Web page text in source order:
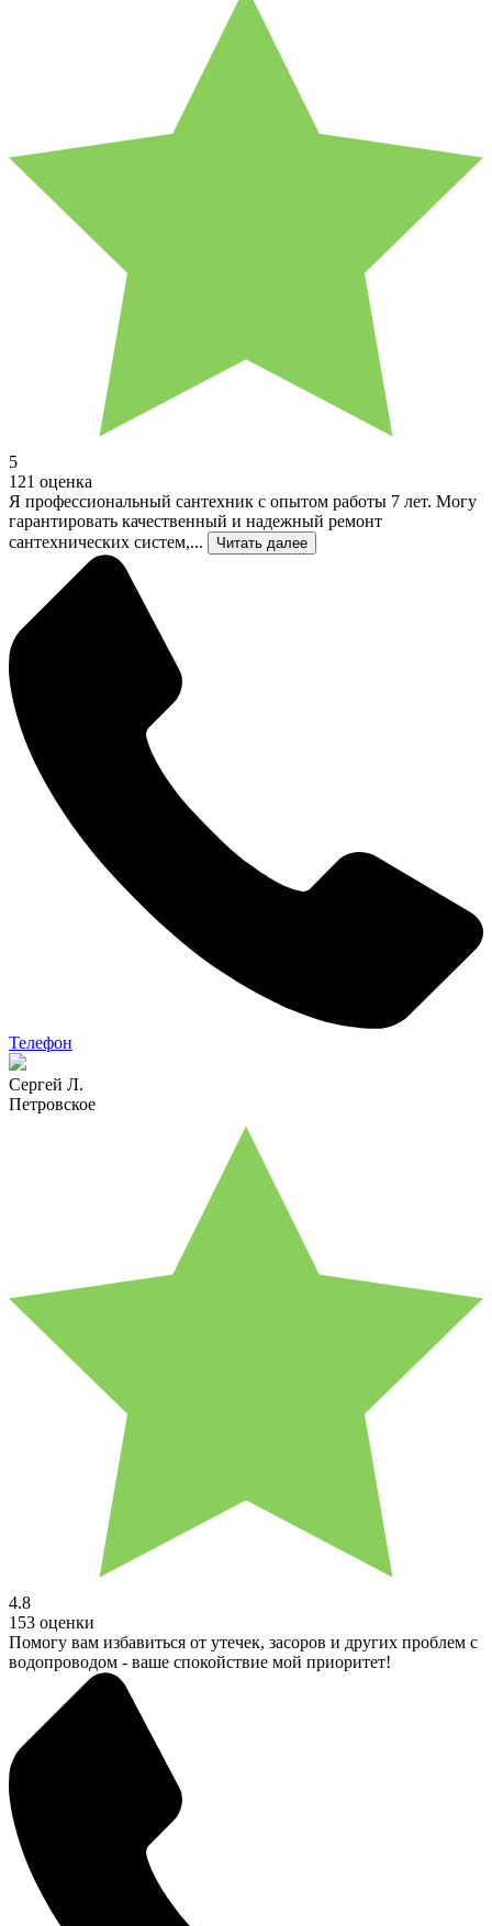
5
121 оценка
Я профессиональный сантехник с опытом работы 7 лет. Могу
гарантировать качественный и надежный ремонт
сантехнических систем,...
Читать далее
Телефон
Сергей Л.
Петровское
4.8
153 оценки
Помогу вам избавиться от утечек, засоров и других проблем с
водопроводом - ваше спокойствие мой приоритет!